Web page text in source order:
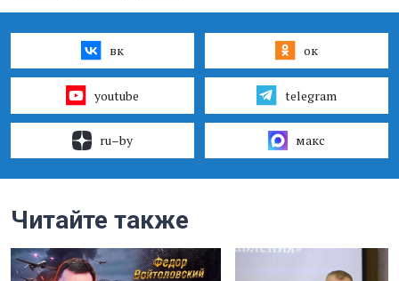
вк ок
youtube telegram
ru–by макс
Читайте также